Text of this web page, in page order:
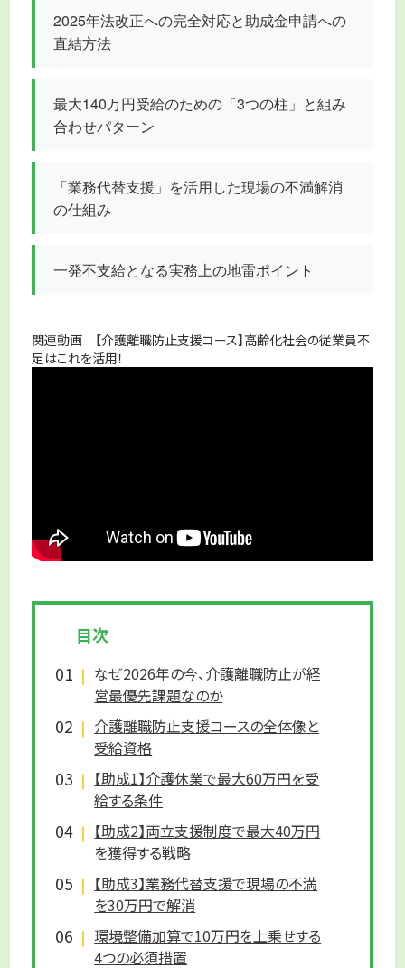
2025年法改正への完全対応と助成金申請への
直結方法
最大140万円受給のための「3つの柱」と組み
合わせパターン
「業務代替支援」を活用した現場の不満解消
の仕組み
一発不支給となる実務上の地雷ポイント
関連動画｜【介護離職防止支援コース】高齢化社会の従業員不
足はこれを活用！
目次
なぜ2026年の今、介護離職防止が経
営最優先課題なのか
介護離職防止支援コースの全体像と
受給資格
【助成1】介護休業で最大60万円を受
給する条件
【助成2】両立支援制度で最大40万円
を獲得する戦略
【助成3】業務代替支援で現場の不満
を30万円で解消
環境整備加算で10万円を上乗せする
4つの必須措置